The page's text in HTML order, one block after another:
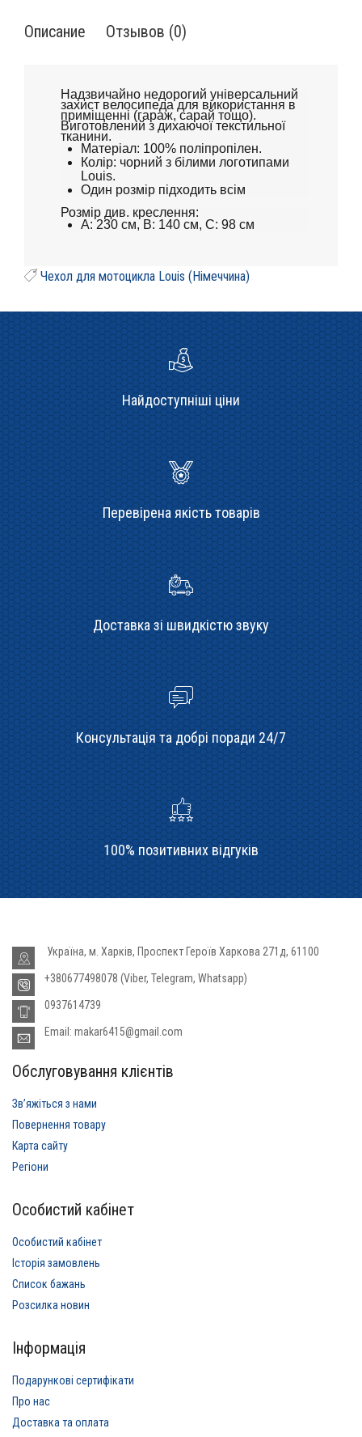
Описание Отзывов (0)
Надзвичайно недорогий універсальний
захист велосипеда для використання в
приміщенні (гараж, сарай тощо).
Виготовлений з дихаючої текстильної
тканини.
Матеріал: 100% поліпропілен.
Колір: чорний з білими логотипами
Louis.
Один розмір підходить всім
Розмір див. креслення:
A: 230 см, B: 140 см, C: 98 см
Чехол для мотоцикла Louis (Німеччина)
Найдоступніші ціни
Перевірена якість товарів
Доставка зі швидкістю звуку
Консультація та добрі поради 24/7
100% позитивних відгуків
Україна, м. Харків, Проспект Героїв Харкова 271д, 61100
+380677498078 (Viber, Telegram, Whatsapp)
0937614739
Email: makar6415@gmail.com
Обслуговування клієнтів
Звʼяжіться з нами
Повернення товару
Карта сайту
Регіони
Особистий кабінет
Особистий кабінет
Історія замовлень
Список бажань
Розсилка новин
Інформація
Подарункові сертифікати
Про нас
Доставка та оплата